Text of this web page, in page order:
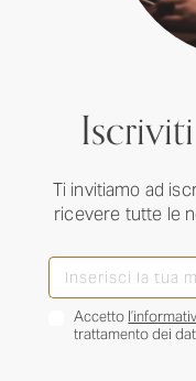
Ti invitiamo ad
ricevere tutte le
Accetto
trattamento dei